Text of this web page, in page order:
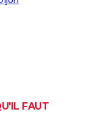
FAUT